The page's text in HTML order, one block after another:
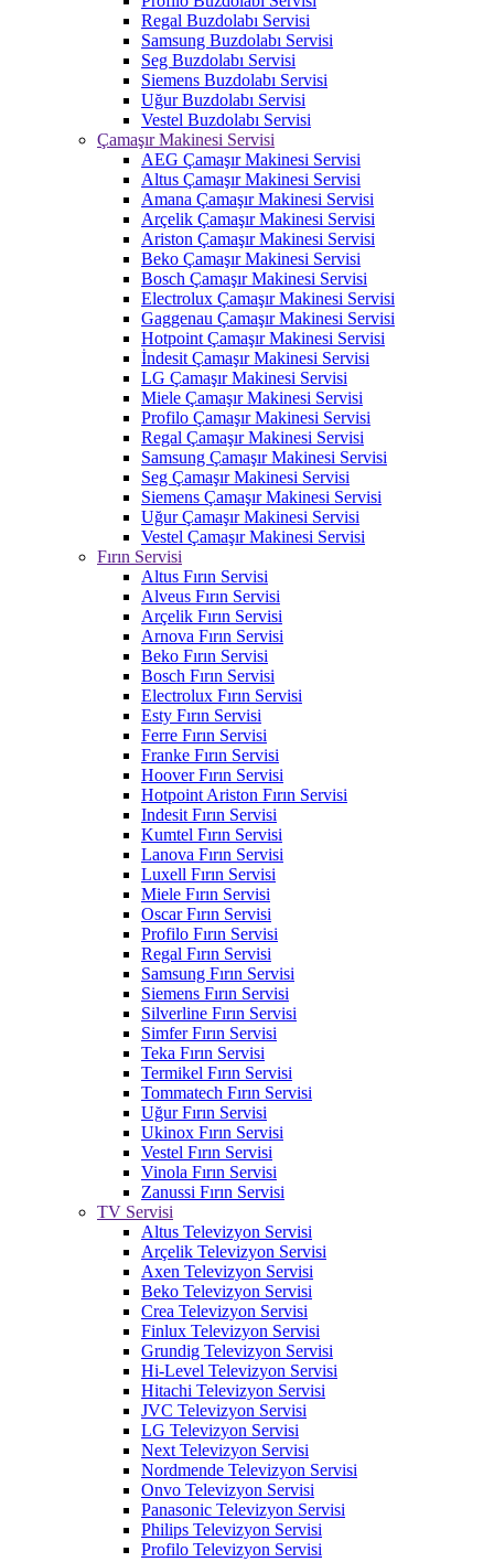
Regal Buzdolabı Servisi
Samsung Buzdolabı Servisi
Seg Buzdolabı Servisi
Siemens Buzdolabı Servisi
Uğur Buzdolabı Servisi
Vestel Buzdolabı Servisi
Çamaşır Makinesi Servisi
AEG Çamaşır Makinesi Servisi
Altus Çamaşır Makinesi Servisi
Amana Çamaşır Makinesi Servisi
Arçelik Çamaşır Makinesi Servisi
Ariston Çamaşır Makinesi Servisi
Beko Çamaşır Makinesi Servisi
Bosch Çamaşır Makinesi Servisi
Electrolux Çamaşır Makinesi Servisi
Gaggenau Çamaşır Makinesi Servisi
Hotpoint Çamaşır Makinesi Servisi
İndesit Çamaşır Makinesi Servisi
LG Çamaşır Makinesi Servisi
Miele Çamaşır Makinesi Servisi
Profilo Çamaşır Makinesi Servisi
Regal Çamaşır Makinesi Servisi
Samsung Çamaşır Makinesi Servisi
Seg Çamaşır Makinesi Servisi
Siemens Çamaşır Makinesi Servisi
Uğur Çamaşır Makinesi Servisi
Vestel Çamaşır Makinesi Servisi
Fırın Servisi
Altus Fırın Servisi
Alveus Fırın Servisi
Arçelik Fırın Servisi
Arnova Fırın Servisi
Beko Fırın Servisi
Bosch Fırın Servisi
Electrolux Fırın Servisi
Esty Fırın Servisi
Ferre Fırın Servisi
Franke Fırın Servisi
Hoover Fırın Servisi
Hotpoint Ariston Fırın Servisi
Indesit Fırın Servisi
Kumtel Fırın Servisi
Lanova Fırın Servisi
Luxell Fırın Servisi
Miele Fırın Servisi
Oscar Fırın Servisi
Profilo Fırın Servisi
Regal Fırın Servisi
Samsung Fırın Servisi
Siemens Fırın Servisi
Silverline Fırın Servisi
Simfer Fırın Servisi
Teka Fırın Servisi
Termikel Fırın Servisi
Tommatech Fırın Servisi
Uğur Fırın Servisi
Ukinox Fırın Servisi
Vestel Fırın Servisi
Vinola Fırın Servisi
Zanussi Fırın Servisi
TV Servisi
Altus Televizyon Servisi
Arçelik Televizyon Servisi
Axen Televizyon Servisi
Beko Televizyon Servisi
Crea Televizyon Servisi
Finlux Televizyon Servisi
Grundig Televizyon Servisi
Hi-Level Televizyon Servisi
Hitachi Televizyon Servisi
JVC Televizyon Servisi
LG Televizyon Servisi
Next Televizyon Servisi
Nordmende Televizyon Servisi
Onvo Televizyon Servisi
Panasonic Televizyon Servisi
Philips Televizyon Servisi
Profilo Televizyon Servisi